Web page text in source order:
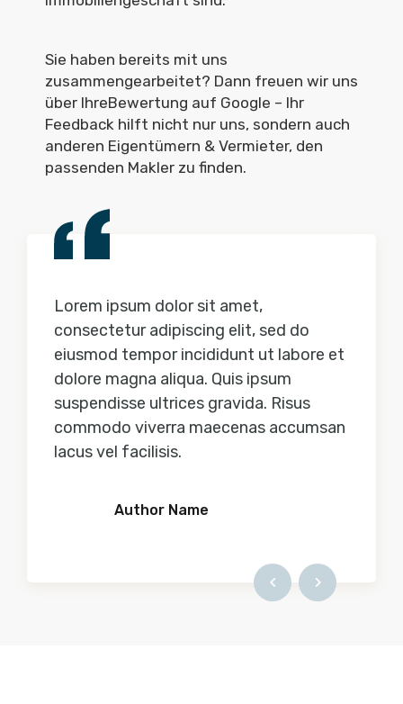
Sie haben bereits mit uns
zusammengearbeitet? Dann freuen wir uns
über IhreBewertung auf Google – Ihr
Feedback hilft nicht nur uns, sondern auch
anderen Eigentümern & Vermieter, den
passenden Makler zu finden.
Lorem ipsum dolor sit amet,
consectetur adipiscing elit, sed do
eiusmod tempor incididunt ut labore et
dolore magna aliqua. Quis ipsum
suspendisse ultrices gravida. Risus
commodo viverra maecenas accumsan
lacus vel facilisis.
Author Name